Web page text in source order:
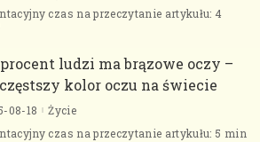
czas na przeczytanie artykułu: 4
ludzi ma brązowe oczy –
kolor oczu na świecie
08-18
Życie
czas na przeczytanie artykułu: 5 min